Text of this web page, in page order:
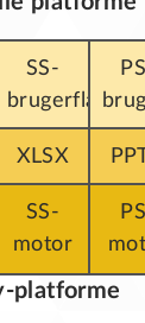
SS-
brugerflade
XLSX
SS-
motor
platforme